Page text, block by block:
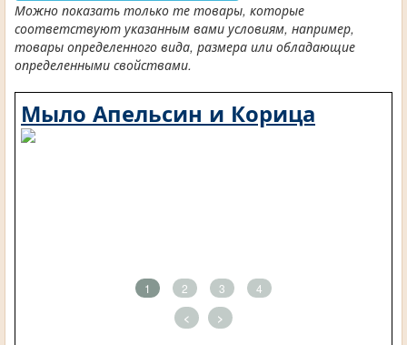
Можно показать только те товары, которые
соответствуют указанным вами условиям, например,
товары определенного вида, размера или обладающие
определенными свойствами.
Мыло Апельсин и Корица
1 2 3 4
< >